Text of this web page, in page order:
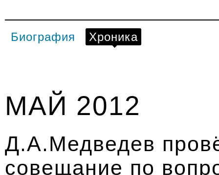
Биография Хроника
МАЙ 2012
Д.А.Медведев
совещание по